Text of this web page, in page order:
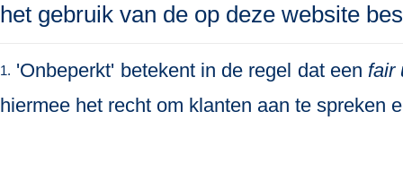
het gebruik van de op deze website
1. 'Onbeperkt' betekent in de regel dat een fair
hiermee het recht om klanten aan te spreken